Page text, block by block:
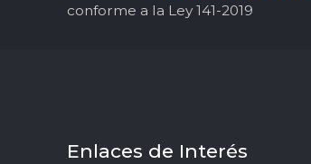
conforme a la Ley 141-2019
Enlaces de Interés